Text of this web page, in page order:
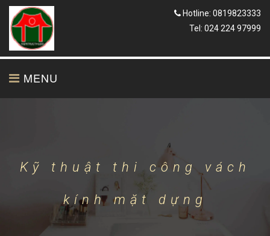
Hotline: 0819823333
Tel: 024 224 97999
MENU
THIẾT KẾ
Kỹ thuật thi công vách
kính mặt dựng